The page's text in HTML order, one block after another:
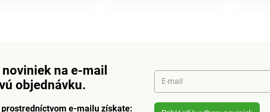
36 - 41
kupovať o
väčšie).
číslo väčšie).
na e-mail
objednávku.
e-mailu získate:
E-mail